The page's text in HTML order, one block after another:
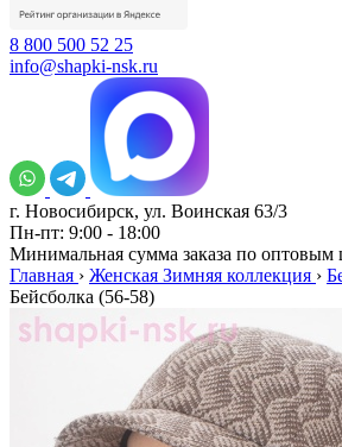
8 800 500 52 25
info@shapki-nsk.ru
г. Новосибирск, ул. Воинская 63/3
Пн-пт: 9:00 - 18:00
Минимальная сумма заказа по оптовым
Главная › Женская Зимняя коллекция ›
Бейсболка (56-58)